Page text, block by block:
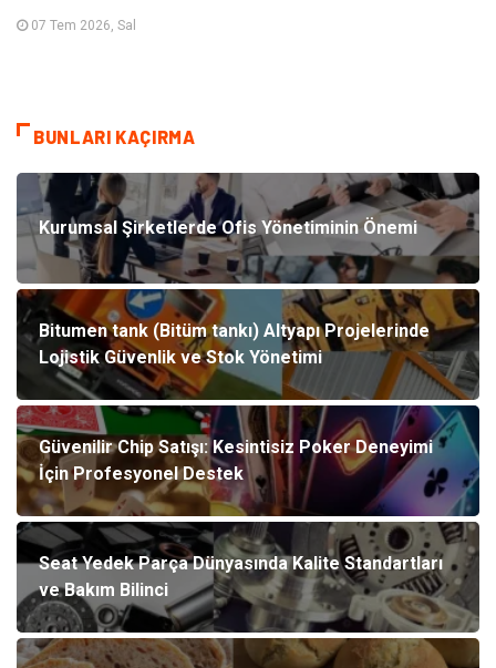
07 Tem 2026, Sal
BUNLARI KAÇIRMA
Kurumsal Şirketlerde Ofis Yönetiminin Önemi
Bitumen tank (Bitüm tankı) Altyapı Projelerinde
Lojistik Güvenlik ve Stok Yönetimi
Güvenilir Chip Satışı: Kesintisiz Poker Deneyimi
İçin Profesyonel Destek
Seat Yedek Parça Dünyasında Kalite Standartları
ve Bakım Bilinci